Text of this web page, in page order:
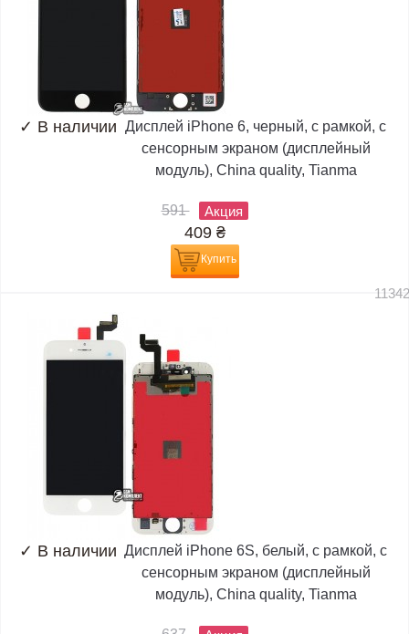
✓ В наличии Дисплей iPhone 6, черный, с рамкой, с
сенсорным экраном (дисплейный
модуль), China quality, Tianma
591 Акция
409 ₴
Купить
✓ В наличии Дисплей iPhone 6S, белый, с рамкой, с
сенсорным экраном (дисплейный
модуль), China quality, Tianma